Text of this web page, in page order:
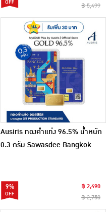
฿ 5,499
Ausiris ทองคำแท่ง 96.5% น้ำหนัก
0.3 กรัม Sawasdee Bangkok
9%
฿ 2,490
฿ 2,750